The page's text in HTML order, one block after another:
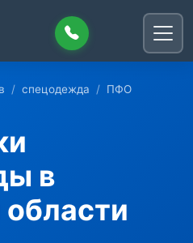
спецодежда
ПФО
в